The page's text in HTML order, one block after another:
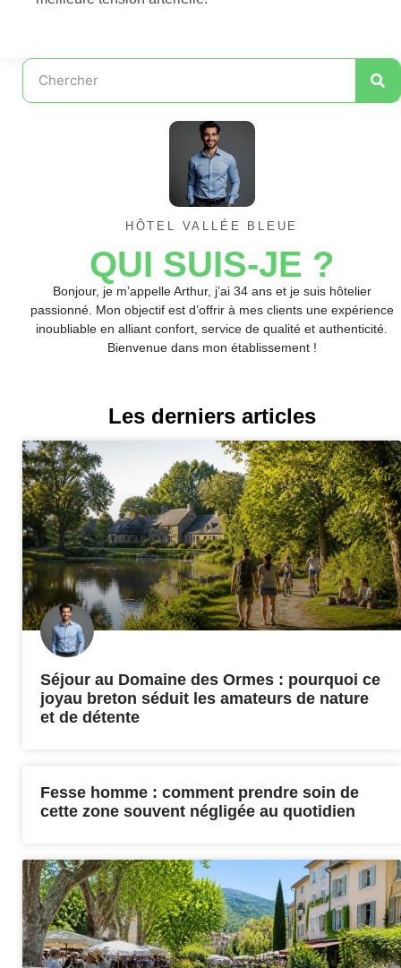
HÔTEL VALLÉE BLEUE
QUI SUIS-JE ?
Bonjour, je m’appelle Arthur, j’ai 34 ans et je suis hôtelier
passionné. Mon objectif est d’offrir à mes clients une expérience
inoubliable en alliant confort, service de qualité et authenticité.
Bienvenue dans mon établissement !
Les derniers articles
Séjour au Domaine des Ormes : pourquoi ce
joyau breton séduit les amateurs de nature
et de détente
Fesse homme : comment prendre soin de
cette zone souvent négligée au quotidien